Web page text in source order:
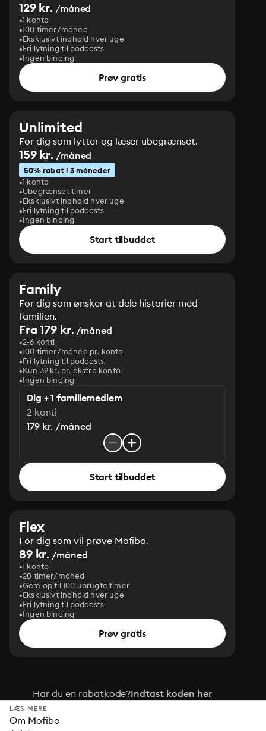
129 kr. /måned
1 konto
100 timer/måned
Eksklusivt indhold hver uge
Fri lytning til podcasts
Ingen binding
Prøv gratis
Unlimited
For dig som lytter og læser ubegrænset.
159 kr. /måned
50% rabat i 3 måneder
1 konto
Ubegrænset timer
Eksklusivt indhold hver uge
Fri lytning til podcasts
Ingen binding
Start tilbuddet
Family
For dig som ønsker at dele historier med
familien.
Fra 179 kr./måned
2-6 konti
100 timer/måned pr. konto
Fri lytning til podcasts
Kun 39 kr. pr. ekstra konto
Ingen binding
Dig + 1 familiemedlem
2 konti
179 kr. /måned
Start tilbuddet
Flex
For dig som vil prøve Mofibo.
89 kr. /måned
1 konto
20 timer/måned
Gem op til 100 ubrugte timer
Eksklusivt indhold hver uge
Fri lytning til podcasts
Ingen binding
Prøv gratis
Har du en rabatkode?Indtast koden her
LÆS MERE
Om Mofibo